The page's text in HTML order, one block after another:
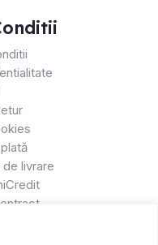
livrare